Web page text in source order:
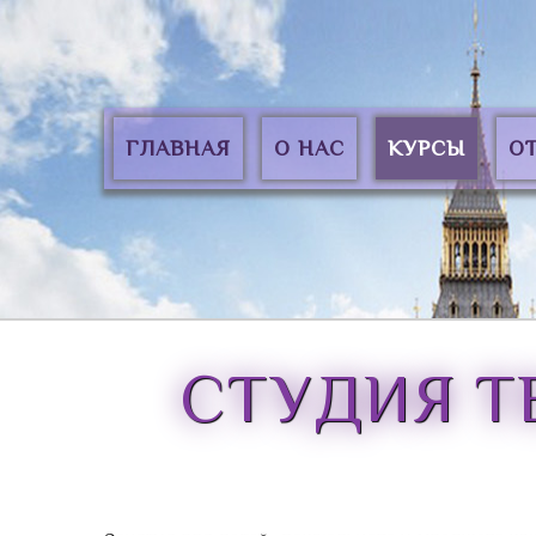
ГЛАВНАЯ О НАС КУРСЫ
Курсы английского
языка
Математика на
английском
Отзывы
Грамоты
СТУДИЯ